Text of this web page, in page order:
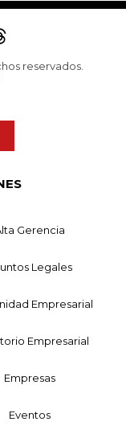
reservados.
Gerencia
Legales
Empresarial
Empresarial
Empresas
Eventos